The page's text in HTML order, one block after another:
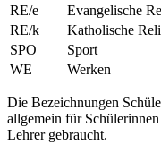
RE/e
Evangelische
RE/k
Katholische
SPO
Sport
WE
Werken
Die Bezeichnungen
allgemein für
Lehrer gebraucht.